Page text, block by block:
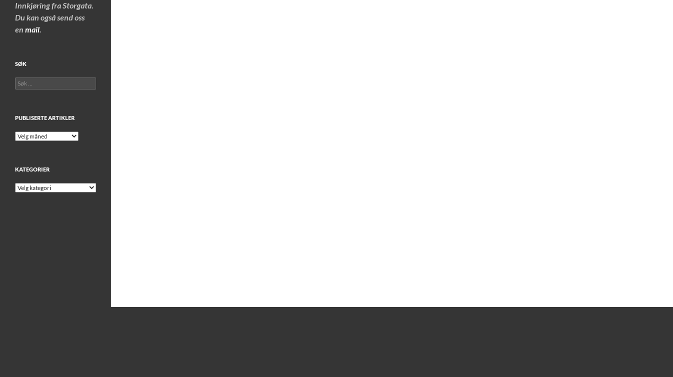
Innkjøring fra Storgata.
Du kan også send oss
en mail.
SØK
Søk
etter:
PUBLISERTE ARTIKLER
Publiserte
KATEGORIER
Kategorier